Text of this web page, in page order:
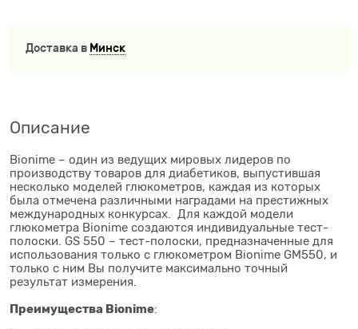
Доставка в Минск
Описание
Bionime – один из ведущих мировых лидеров по
производству товаров для диабетиков, выпустившая
несколько моделей глюкометров, каждая из которых
была отмечена различными наградами на престижных
международных конкурсах. Для каждой модели
глюкометра Bionime создаются индивидуальные тест-
полоски. GS 550 – тест-полоски, предназначенные для
использования только с глюкометром Bionime GM550, и
только с ним Вы получите максимально точный
результат измерения.
Преимущества Bionime: